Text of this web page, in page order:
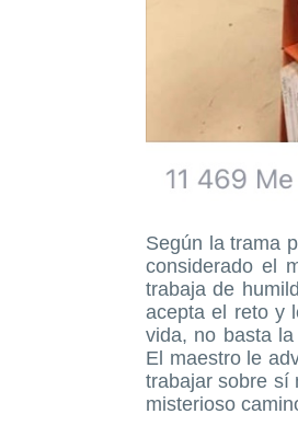
Según la trama
considerado el
trabaja de
acepta el reto y
vida, no basta
El maestro le
trabajar sobre sí
misterioso